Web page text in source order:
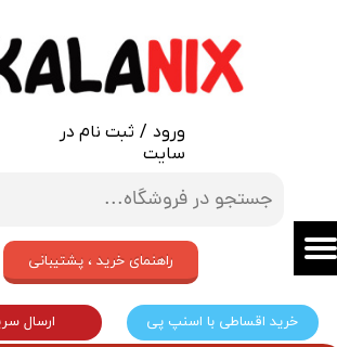
ورود / ثبت نام در
سایت
حساب کاربری من
تغییر گذر واژه
خروج از حساب کاربری
خرید اقساطی با اسنپ پی ارسال
راهنمای خرید ، پشتیبانی